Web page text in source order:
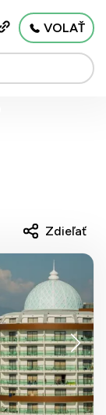
VOLAŤ
Zdieľať